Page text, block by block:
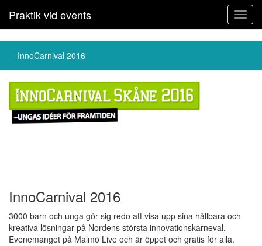
Praktik vid events
InnoCarnival 2016
InnoCarnival 2016
3000 barn och unga gör sig redo att visa upp sina hållbara och
kreativa lösningar på Nordens största innovationskarneval.
Evenemanget på Malmö Live och är öppet och gratis för alla.